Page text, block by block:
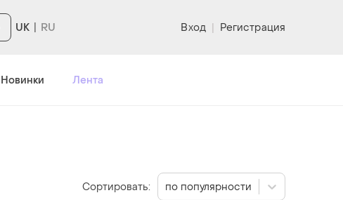
UK Вход | Регистрация
Новинки Лента
Сортировать: по популярности